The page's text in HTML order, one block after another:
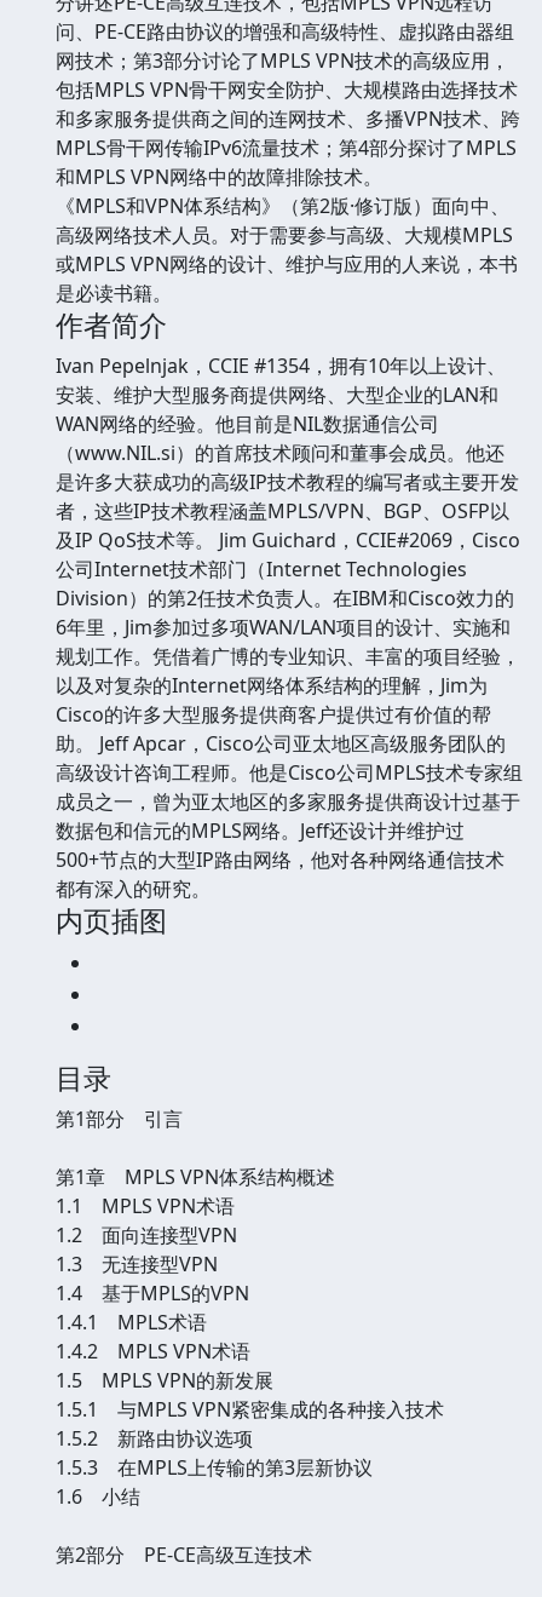
问、PE-CE路由协议的增强和高级特性、虚拟路由器组
网技术；第3部分讨论了MPLS VPN技术的高级应用，
包括MPLS VPN骨干网安全防护、大规模路由选择技术
和多家服务提供商之间的连网技术、多播VPN技术、跨
MPLS骨干网传输IPv6流量技术；第4部分探讨了MPLS
和MPLS VPN网络中的故障排除技术。
《MPLS和VPN体系结构》（第2版·修订版）面向中、
高级网络技术人员。对于需要参与高级、大规模MPLS
或MPLS VPN网络的设计、维护与应用的人来说，本书
是必读书籍。
作者简介
Ivan Pepelnjak，CCIE #1354，拥有10年以上设计、
安装、维护大型服务商提供网络、大型企业的LAN和
WAN网络的经验。他目前是NIL数据通信公司
（www.NIL.si）的首席技术顾问和董事会成员。他还
是许多大获成功的高级IP技术教程的编写者或主要开发
者，这些IP技术教程涵盖MPLS/VPN、BGP、OSFP以
及IP QoS技术等。 Jim Guichard，CCIE#2069，Cisco
公司Internet技术部门（Internet Technologies
Division）的第2任技术负责人。在IBM和Cisco效力的
6年里，Jim参加过多项WAN/LAN项目的设计、实施和
规划工作。凭借着广博的专业知识、丰富的项目经验，
以及对复杂的Internet网络体系结构的理解，Jim为
Cisco的许多大型服务提供商客户提供过有价值的帮
助。 Jeff Apcar，Cisco公司亚太地区高级服务团队的
高级设计咨询工程师。他是Cisco公司MPLS技术专家组
成员之一，曾为亚太地区的多家服务提供商设计过基于
数据包和信元的MPLS网络。Jeff还设计并维护过
500+节点的大型IP路由网络，他对各种网络通信技术
都有深入的研究。
内页插图
目录
第1部分 引言
第1章 MPLS VPN体系结构概述
1.1 MPLS VPN术语
1.2 面向连接型VPN
1.3 无连接型VPN
1.4 基于MPLS的VPN
1.4.1 MPLS术语
1.4.2 MPLS VPN术语
1.5 MPLS VPN的新发展
1.5.1 与MPLS VPN紧密集成的各种接入技术
1.5.2 新路由协议选项
1.5.3 在MPLS上传输的第3层新协议
1.6 小结
第2部分 PE-CE高级互连技术